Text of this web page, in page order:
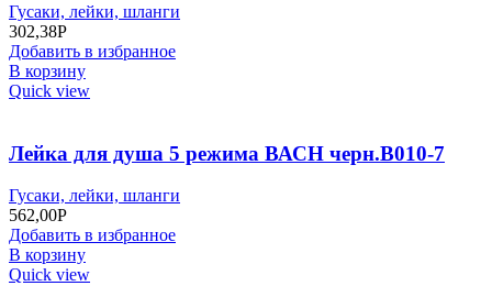
Гусаки, лейки, шланги
302,38Р
Добавить в избранное
В корзину
Quick view
Лейка для душа 5 режима ВАСН черн.В010-7
Гусаки, лейки, шланги
562,00Р
Добавить в избранное
В корзину
Quick view